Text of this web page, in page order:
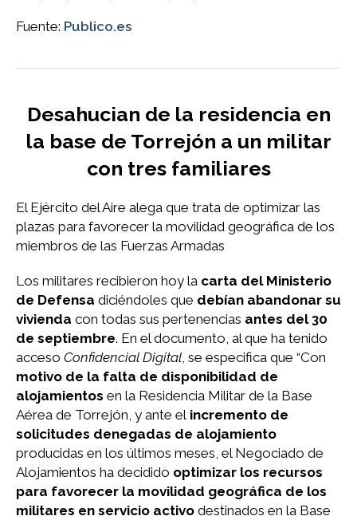
Fuente: Publico.es
Desahucian de la residencia en
la base de Torrejón a un militar
con tres familiares
El Ejército del Aire alega que trata de optimizar las
plazas para favorecer la movilidad geográfica de los
miembros de las Fuerzas Armadas
Los militares recibieron hoy la carta del Ministerio
de Defensa diciéndoles que debían abandonar su
vivienda con todas sus pertenencias antes del 30
de septiembre. En el documento, al que ha tenido
acceso Confidencial Digital , se especifica que “Con
motivo de la falta de disponibilidad de
alojamientos en la Residencia Militar de la Base
Aérea de Torrejón, y ante el incremento de
solicitudes denegadas de alojamiento
producidas en los últimos meses, el Negociado de
Alojamientos ha decidido optimizar los recursos
para favorecer la movilidad geográfica de los
militares en servicio activo destinados en la Base